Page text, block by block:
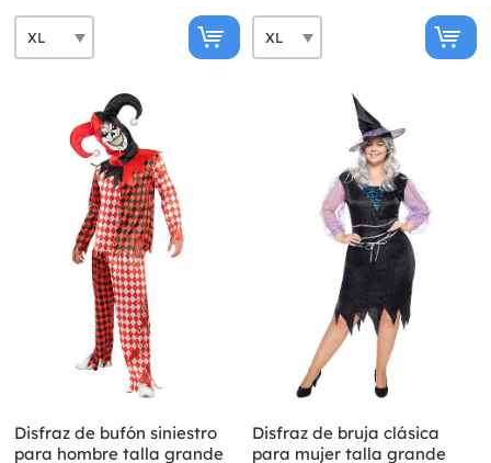
Disfraz de bufón siniestro
para hombre talla grande
Disfraz de bruja clásica
para mujer talla grande